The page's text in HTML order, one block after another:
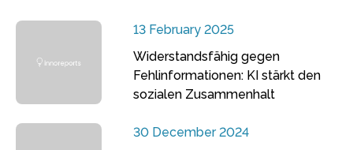
13 February 2025
Widerstandsfähig gegen
Fehlinformationen: KI stärkt den
sozialen Zusammenhalt
30 December 2024